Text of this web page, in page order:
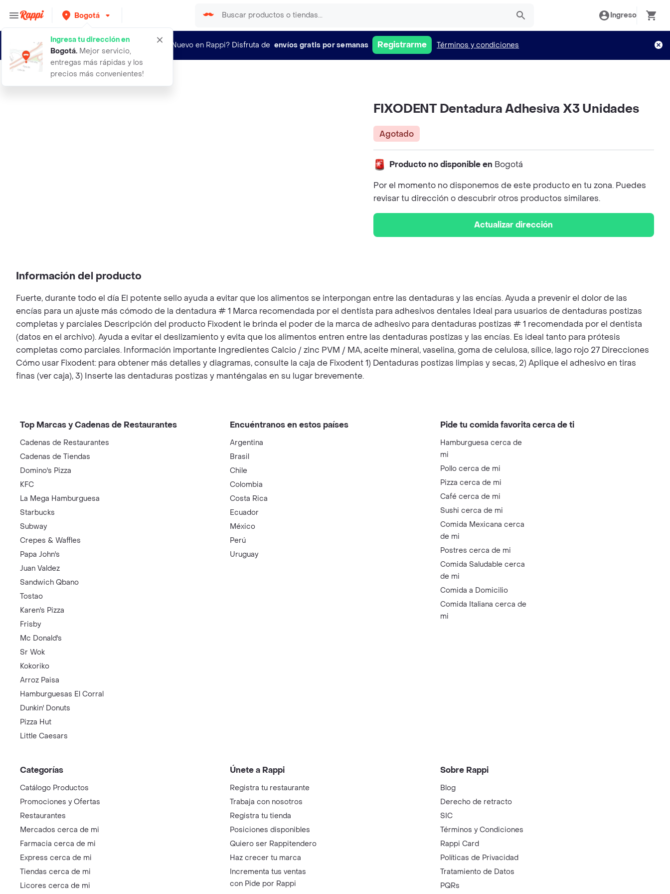
Bogotá
Ingresa tu dirección en
Bogotá. Mejor servicio,
entregas más rápidas y los
precios más convenientes!
Ingreso
¿Nuevo en Rappi? Disfruta de envíos gratis por semanas Registrarme Términos y condiciones
fixodent dentadura adhesiva x3 unid
FIXODENT Dentadura Adhesiva X3 Unidades
Agotado
Producto no disponible en Bogotá
Por el momento no disponemos de este producto en tu zona. Puedes
revisar tu dirección o descubrir otros productos similares.
Actualizar dirección
Información del producto
Fuerte, durante todo el día El potente sello ayuda a evitar que los alimentos se interpongan entre las dentaduras y las encías. Ayuda a prevenir el dolor de las
encías para un ajuste más cómodo de la dentadura # 1 Marca recomendada por el dentista para adhesivos dentales Ideal para usuarios de dentaduras postizas
completas y parciales Descripción del producto Fixodent le brinda el poder de la marca de adhesivo para dentaduras postizas # 1 recomendada por el dentista
(datos en el archivo). Ayuda a evitar el deslizamiento y evita que los alimentos entren entre las dentaduras postizas y las encías. Es ideal tanto para prótesis
completas como parciales. Información importante Ingredientes Calcio / zinc PVM / MA, aceite mineral, vaselina, goma de celulosa, sílice, lago rojo 27 Direcciones
Cómo usar Fixodent: para obtener más detalles y diagramas, consulte la caja de Fixodent 1) Dentaduras postizas limpias y secas, 2) Aplique el adhesivo en tiras
finas (ver caja), 3) Inserte las dentaduras postizas y manténgalas en su lugar brevemente.
Top Marcas y Cadenas de Restaurantes
Cadenas de Restaurantes
Cadenas de Tiendas
Domino's Pizza
KFC
La Mega Hamburguesa
Starbucks
Subway
Crepes & Waffles
Papa John's
Juan Valdez
Sandwich Qbano
Tostao
Karen's Pizza
Frisby
Mc Donald's
Sr Wok
Kokoriko
Arroz Paisa
Hamburguesas El Corral
Dunkin' Donuts
Pizza Hut
Little Caesars
Encuéntranos en estos países
Argentina
Brasil
Chile
Colombia
Costa Rica
Ecuador
México
Perú
Uruguay
Pide tu comida favorita cerca de ti
Hamburguesa cerca de
mi
Pollo cerca de mi
Pizza cerca de mi
Café cerca de mi
Sushi cerca de mi
Comida Mexicana cerca
de mi
Postres cerca de mi
Comida Saludable cerca
de mi
Comida a Domicilio
Comida Italiana cerca de
mi
Categorías
Catálogo Productos
Promociones y Ofertas
Restaurantes
Mercados cerca de mi
Farmacia cerca de mi
Express cerca de mi
Tiendas cerca de mi
Licores cerca de mi
Únete a Rappi
Registra tu restaurante
Trabaja con nosotros
Registra tu tienda
Posiciones disponibles
Quiero ser Rappitendero
Haz crecer tu marca
Incrementa tus ventas
con Pide por Rappi
Sobre Rappi
Blog
Derecho de retracto
SIC
Términos y Condiciones
Rappi Card
Políticas de Privacidad
Tratamiento de Datos
PQRs